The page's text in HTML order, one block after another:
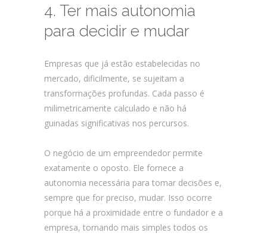
4. Ter mais autonomia
para decidir e mudar
Empresas que já estão estabelecidas no
mercado, dificilmente, se sujeitam a
transformações profundas. Cada passo é
milimetricamente calculado e não há
guinadas significativas nos percursos.
O negócio de um empreendedor permite
exatamente o oposto. Ele fornece a
autonomia necessária para tomar decisões e,
sempre que for preciso, mudar. Isso ocorre
porque há a proximidade entre o fundador e a
empresa, tornando mais simples todos os